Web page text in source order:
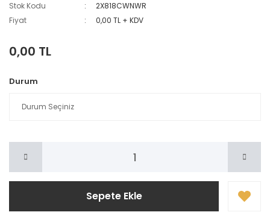
Stok Kodu
2X818CWNWR
Fiyat
0,00 TL + KDV
0,00 TL
Durum
Sepete Ekle